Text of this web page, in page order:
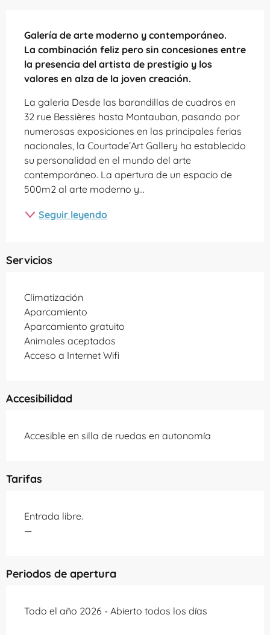
Galería de arte moderno y contemporáneo.
La combinación feliz pero sin concesiones entre
la presencia del artista de prestigio y los
valores en alza de la joven creación.
La galeria Desde las barandillas de cuadros en
32 rue Bessières hasta Montauban, pasando por
numerosas exposiciones en las principales ferias
nacionales, la Courtade’Art Gallery ha establecido
su personalidad en el mundo del arte
contemporáneo. La apertura de un espacio de
500m2 al arte moderno y...
Seguir leyendo
Servicios
Climatización
Aparcamiento
Aparcamiento gratuito
Animales aceptados
Acceso a Internet Wifi
Accesibilidad
Accesible en silla de ruedas en autonomía
Tarifas
Entrada libre.
—
Periodos de apertura
Todo el año 2026 - Abierto todos los días